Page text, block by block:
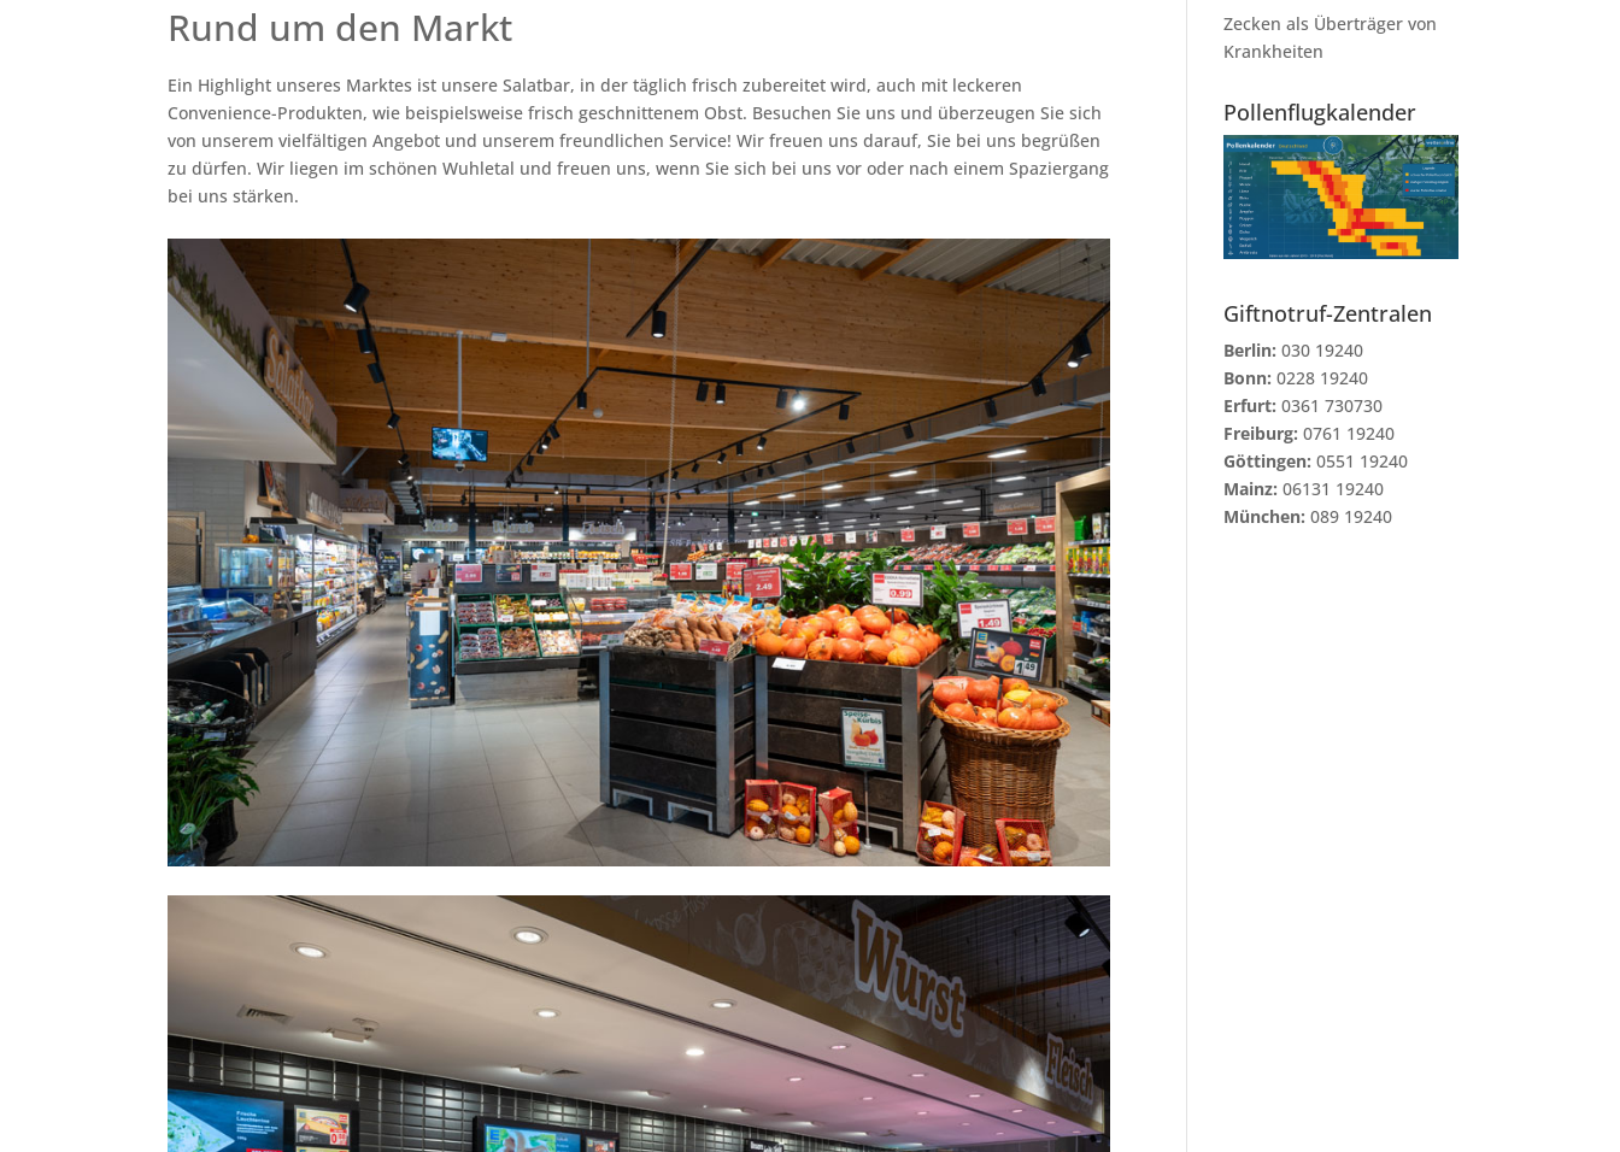
Rund um den Markt
Ein Highlight unseres Marktes ist unsere Salatbar, in der täglich frisch zubereitet wird, auch mit leckeren
Convenience-Produkten, wie beispielsweise frisch geschnittenem Obst. Besuchen Sie uns und überzeugen Sie sich
von unserem vielfältigen Angebot und unserem freundlichen Service! Wir freuen uns darauf, Sie bei uns begrüßen
zu dürfen. Wir liegen im schönen Wuhletal und freuen uns, wenn Sie sich bei uns vor oder nach einem Spaziergang
bei uns stärken.
Zecken als Überträger von
Krankheiten
Pollenflugkalender
Giftnotruf-Zentralen
Berlin: 030 19240
Bonn: 0228 19240
Erfurt: 0361 730730
Freiburg: 0761 19240
Göttingen: 0551 19240
Mainz: 06131 19240
München: 089 19240